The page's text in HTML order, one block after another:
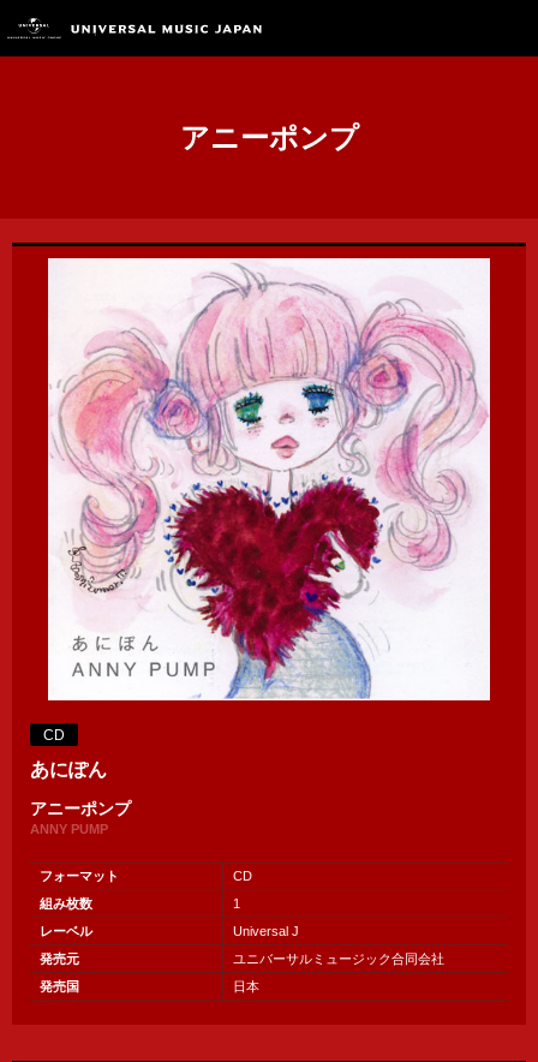
アニーポンプ
CD
あにぽん
アニーポンプ
ANNY PUMP
フォーマット
CD
組み枚数
1
レーベル
Universal J
発売元
ユニバーサルミュージック合同会社
発売国
日本